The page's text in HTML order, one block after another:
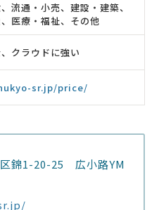
流通・小売、建設・建築、
医療・福祉、その他
クラウドに強い
sr.jp/price/
錦1-20-25 広小路YM